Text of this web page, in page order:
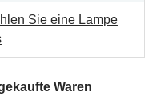
Sie eine Lampe
Waren